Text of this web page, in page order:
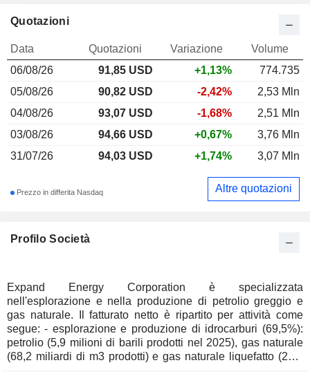
Profilo Società
Expand Energy Corporation è specializzata
nell'esplorazione e nella produzione di petrolio greggio e
gas naturale. Il fatturato netto è ripartito per attività come
segue: - esplorazione e produzione di idrocarburi (69,5%):
petrolio (5,9 milioni di barili prodotti nel 2025), gas naturale
(68,2 miliardi di m3 prodotti) e gas naturale liquefatto (29,6
Quotazioni
Data Quotazioni Variazione
Volume
06/08/26
91,85 USD +1,13%
774.735
05/08/26
90,82 USD -2,42%
2,53 Mln
04/08/26
93,07 USD -1,68%
2,51 Mln
03/08/26
94,66 USD +0,67%
3,76 Mln
31/07/26
94,03 USD +1,74% 3,07 Mln
Prezzo in differita Nasdaq Altre quotazioni